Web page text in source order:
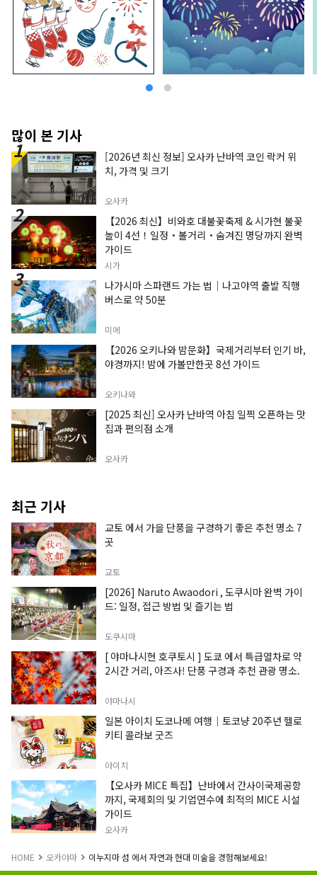
많이 본 기사
[2026년 최신 정보] 오사카 난바역 코인 락커 위
치, 가격 및 크기
오사카
【2026 최신】비와호 대불꽃축제 & 시가현 불꽃
놀이 4선！일정・볼거리・숨겨진 명당까지 완벽
가이드
시가
나가시마 스파랜드 가는 법｜나고야역 출발 직행
버스로 약 50분
미에
【2026 오키나와 밤문화】국제거리부터 인기 바,
야경까지! 밤에 가볼만한곳 8선 가이드
오키나와
[2025 최신] 오사카 난바역 아침 일찍 오픈하는 맛
집과 편의점 소개
오사카
최근 기사
교토 에서 가을 단풍을 구경하기 좋은 추천 명소 7
곳
교토
[2026] Naruto Awaodori , 도쿠시마 완벽 가이
드: 일정, 접근 방법 및 즐기는 법
도쿠시마
[ 야마나시현 호쿠토시 ] 도쿄 에서 특급열차로 약
2시간 거리, 아즈사! 단풍 구경과 추천 관광 명소.
야마나시
일본 아이치 도코나메 여행｜토코냥 20주년 헬로
키티 콜라보 굿즈
아이치
【오사카 MICE 특집】난바에서 간사이국제공항
까지, 국제회의 및 기업연수에 최적의 MICE 시설
가이드
오사카
HOME 오카야마 이누지마 섬 에서 자연과 현대 미술을 경험해보세요!